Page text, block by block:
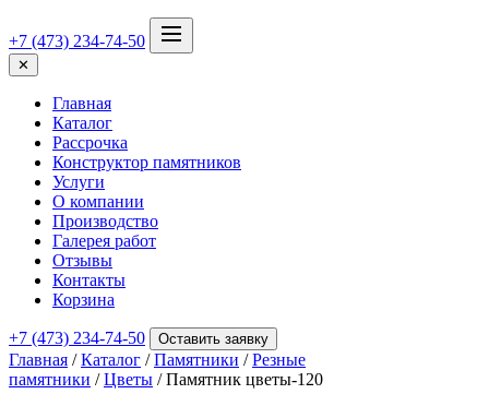
+7 (473) 234-74-50
✕
Главная
Каталог
Рассрочка
Конструктор памятников
Услуги
О компании
Производство
Галерея работ
Отзывы
Контакты
Корзина
+7 (473) 234-74-50 Оставить заявку
Главная /Каталог /Памятники /Резные
памятники /Цветы / Памятник цветы-120